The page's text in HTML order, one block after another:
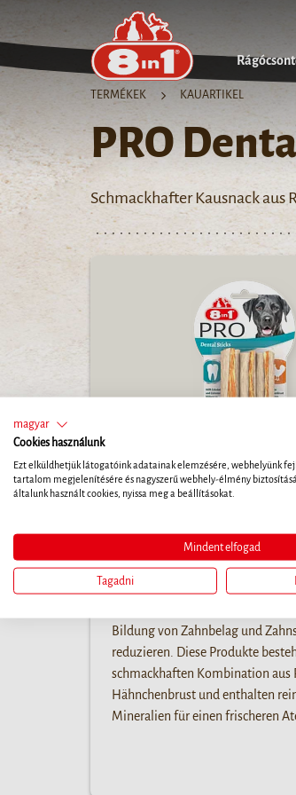
TERMÉKEK KAUARTIKEL
PRO
Schmackhafter Kausnack
Dental Sticks
Die 8in1 PRO Dental Sticks
Bildung von Zahnbelag und
reduzieren. Diese Produkte
schmackhaften Kombination aus
Hähnchenbrust und enthalten
Mineralien für einen frischeren
magyar
Cookies használunk
Ezt elküldhetjük látogatóink adatainak elemzésére, webhelyünk
tartalom megjelenítésére és nagyszerű webhely-élmény
általunk használt cookies, nyissa meg a beállításokat.
Mindent elfogad
Tagadni